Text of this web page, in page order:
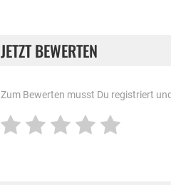
JETZT BEWERTEN
Zum Bewerten musst Du registriert